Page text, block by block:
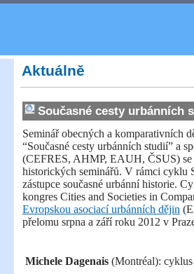
Aktuálně
Současné cesty urbánních
Seminář obecných a komparativních
“Současné cesty urbánních studií” a
(CEFRES, AHMP, EAUH, ČSUS)
historických seminářů. V rámci cyklu
zástupce současné urbánní historie.
kongres Cities and Societies in
Evropskou asociací urbánních dějin
přelomu srpna a září roku 2012 v
Michele Dagenais (Montréal):